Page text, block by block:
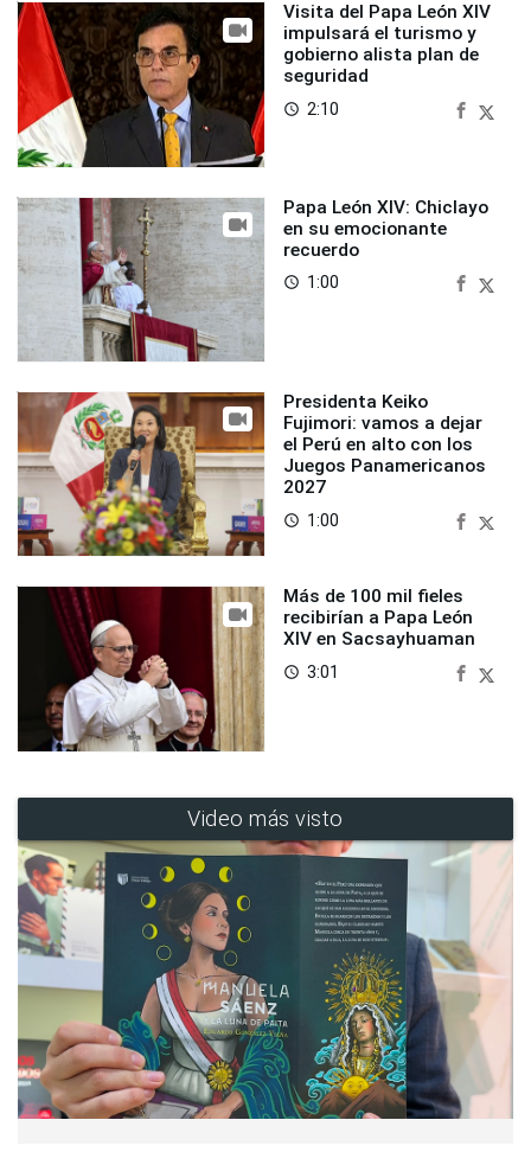
Visita del Papa León XIV
impulsará el turismo y
gobierno alista plan de
seguridad
access_time 2:10
Papa León XIV: Chiclayo
en su emocionante
recuerdo
access_time 1:00
Presidenta Keiko
Fujimori: vamos a dejar
el Perú en alto con los
Juegos Panamericanos
2027
access_time 1:00
Más de 100 mil fieles
recibirían a Papa León
XIV en Sacsayhuaman
access_time 3:01
Video más visto